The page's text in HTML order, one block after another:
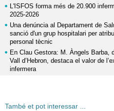
L'ISFOS forma més de 20.900
2025-2026
Una denúncia al Departament de
sanció d'un grup hospitalari per
personal tècnic
En Clau Gestora: M. Àngels Barba,
Vall d’Hebron, destaca el valor de
infermera
També et pot interessar ...